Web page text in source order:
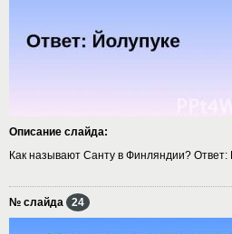
Описание слайда:
Как называют Санту в Финляндии? Ответ:
№ слайда 24